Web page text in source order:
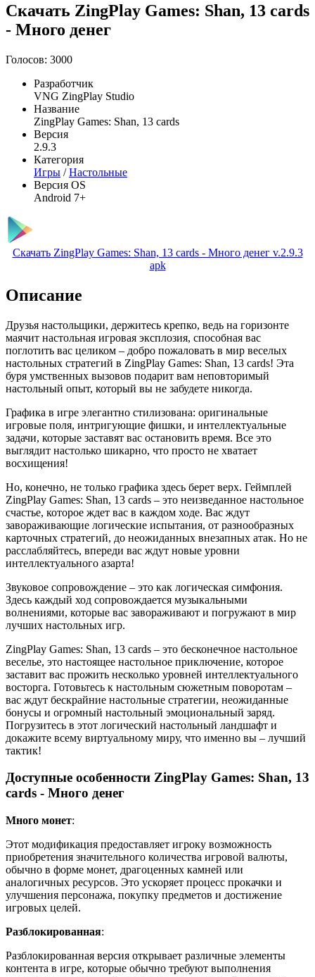
Скачать ZingPlay Games: Shan, 13 cards
- Много денег
Голосов: 3000
Разработчик
VNG ZingPlay Studio
Название
ZingPlay Games: Shan, 13 cards
Версия
2.9.3
Категория
Игры /Настольные
Версия OS
Android 7+
Скачать ZingPlay Games: Shan, 13 cards - Много денег v.2.9.3
apk
Описание
Друзья настольщики, держитесь крепко, ведь на горизонте
маячит настольная игровая эксплозия, способная вас
поглотить вас целиком – добро пожаловать в мир веселых
настольных стратегий в ZingPlay Games: Shan, 13 cards! Эта
буря умственных вызовов подарит вам неповторимый
настольный опыт, который вы не забудете никогда.
Графика в игре элегантно стилизована: оригинальные
игровые поля, интригующие фишки, и интеллектуальные
задачи, которые заставят вас остановить время. Все это
выглядит настолько шикарно, что просто не хватает
восхищения!
Но, конечно, не только графика здесь берет верх. Геймплей
ZingPlay Games: Shan, 13 cards – это неизведанное настольное
счастье, которое ждет вас в каждом ходе. Вас ждут
завораживающие логические испытания, от разнообразных
карточных стратегий, до неожиданных внезапных атак. Но не
расслабляйтесь, впереди вас ждут новые уровни
интеллектуального азарта!
Звуковое сопровождение – это как логическая симфония.
Здесь каждый ход сопровождается музыкальными
волнениями, которые вас завораживают и погружают в мир
лучших настольных игр.
ZingPlay Games: Shan, 13 cards – это бесконечное настольное
веселье, это настоящее настольное приключение, которое
заставит вас прожить несколько уровней интеллектуального
восторга. Готовьтесь к настольным сюжетным поворотам –
вас ждут бескрайние настольные стратегии, неожиданные
бонусы и огромный настольный эмоциональный заряд.
Погрузитесь в этот логический настольный ландшафт и
докажите всему виртуальному миру, что именно вы – лучший
тактик!
Доступные особенности ZingPlay Games: Shan, 13
cards - Много денег
Много монет:
Этот модификация предоставляет игроку возможность
приобретения значительного количества игровой валюты,
обычно в форме монет, драгоценных камней или
аналогичных ресурсов. Это ускоряет процесс прокачки и
улучшения персонажа, покупку предметов и достижение
игровых целей.
Разблокированная:
Разблокированная версия открывает различные элементы
контента в игре, которые обычно требуют выполнения